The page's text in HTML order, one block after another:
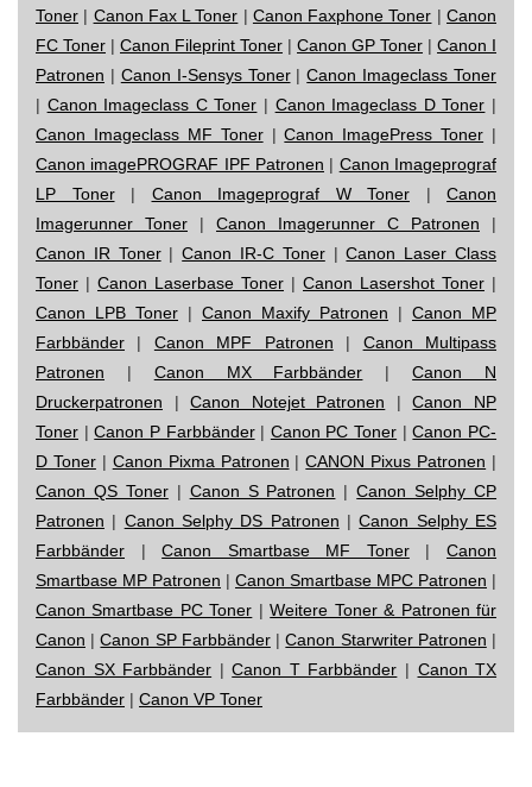
Toner | Canon Fax L Toner | Canon Faxphone Toner |Canon
FC Toner | Canon Fileprint Toner | Canon GP Toner | Canon I
Patronen | Canon I-Sensys Toner|Canon Imageclass Toner
| Canon Imageclass C Toner | Canon Imageclass D Toner |
Canon Imageclass MF Toner|Canon ImagePress Toner |
Canon imagePROGRAF IPF Patronen | Canon Imageprograf
LP Toner| Canon Imageprograf W Toner | Canon
Imagerunner Toner | Canon Imagerunner C Patronen |
Canon IR Toner|Canon IR-C Toner|Canon Laser Class
Toner | Canon Laserbase Toner | Canon Lasershot Toner |
Canon LPB Toner | Canon Maxify Patronen | Canon MP
Farbbänder | Canon MPF Patronen | Canon Multipass
Patronen | Canon MX Farbbänder |Canon N
Druckerpatronen |Canon Notejet Patronen |Canon NP
Toner |Canon P Farbbänder| Canon PC Toner |Canon PC-
D Toner| Canon Pixma Patronen |CANON Pixus Patronen |
Canon QS Toner| Canon S Patronen |Canon Selphy CP
Patronen | Canon Selphy DS Patronen |Canon Selphy ES
Farbbänder |Canon Smartbase MF Toner|Canon
Smartbase MP Patronen | Canon Smartbase MPC Patronen |
Canon Smartbase PC Toner |Weitere Toner & Patronen für
Canon |Canon SP Farbbänder|Canon Starwriter Patronen |
Canon SX Farbbänder |Canon T Farbbänder | Canon TX
Farbbänder | Canon VP Toner